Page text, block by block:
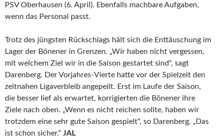
PSV Oberhausen (6. April). Ebenfalls machbare Aufgaben,
wenn das Personal passt.
Trotz des jüngsten Rückschlags hält sich die Enttäuschung im
Lager der Bönener in Grenzen. „Wir haben nicht vergessen,
mit welchem Ziel wir in die Saison gestartet sind“, sagt
Darenberg. Der Vorjahres-Vierte hatte vor der Spielzeit den
zeitnahen Ligaverbleib angepeilt. Erst im Laufe der Saison,
die besser lief als erwartet, korrigierten die Bönener ihre
Ziele nach oben. „Wenn es nicht reichen sollte, haben wir
trotzdem eine sehr gute Saison gespielt“, so Darenberg. „Das
ist schon sicher.“ JAL